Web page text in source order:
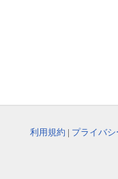
利用規約 | プライバ